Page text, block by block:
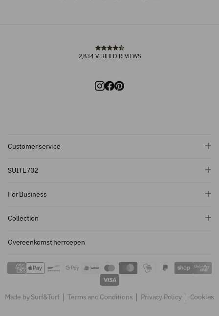
Subscribe and get 10% off!
Want to stay informed about the latest
off on your first order.
Customer service
SUITE702
For Business
Collection
Overeenkomst herroepen
2,834 VERIFIED REVIEWS
Made by Surf&Turf Terms and Conditions Privacy Policy Cookies